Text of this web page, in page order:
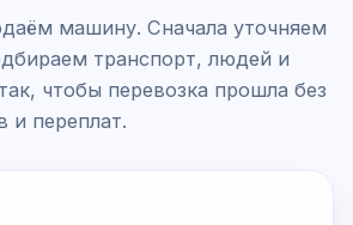
машину. Сначала уточняем
транспорт, людей и
чтобы перевозка прошла без
и переплат.